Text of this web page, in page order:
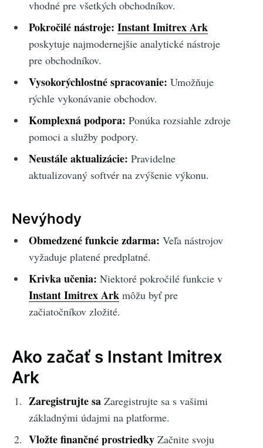
vhodné pre všetkých obchodníkov.
Pokročilé nástroje: Instant Imitrex Ark
poskytuje najmodernejšie analytické nástroje
pre obchodníkov.
Vysokorýchlostné spracovanie: Umožňuje
rýchle vykonávanie obchodov.
Komplexná podpora: Ponúka rozsiahle zdroje
pomoci a služby podpory.
Neustále aktualizácie: Pravidelne
aktualizovaný softvér na zvýšenie výkonu.
Nevýhody
Obmedzené funkcie zdarma: Veľa nástrojov
vyžaduje platené predplatné.
Krivka učenia: Niektoré pokročilé funkcie v
Instant Imitrex Arkmôžu byť pre
začiatočníkov zložité.
Ako začať s Instant Imitrex
Ark
Zaregistrujte saZaregistrujte sa s vašimi
základnými údajmi na platforme.
Vložte finančné prostriedkyZačnite svoju